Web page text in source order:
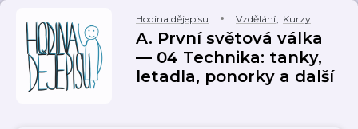
Hodina dějepisu Vzdělání, Kurzy
A. První světová válka
— 04 Technika: tanky,
letadla, ponorky a další